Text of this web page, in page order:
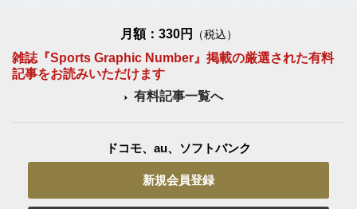
月額：330円 （税込）
雑誌『Sports Graphic Number』掲載の厳選された有料
記事をお読みいただけます
有料記事一覧へ
ドコモ、au、ソフトバンク
新規会員登録